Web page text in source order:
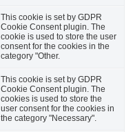
This cookie is set by GDPR
Cookie Consent plugin. The
cookie is used to store the user
consent for the cookies in the
category "Other.
This cookie is set by GDPR
Cookie Consent plugin. The
cookies is used to store the
user consent for the cookies in
the category "Necessary".